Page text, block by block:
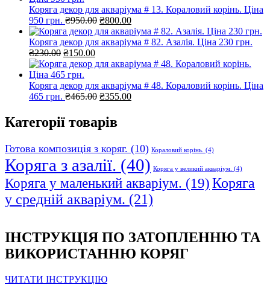
Коряга декор для акваріума # 13. Кораловий корінь. Ціна
950 грн. ₴950.00 Оригінальна
ціна:
₴950.00.
₴800.00Поточна
ціна:
₴800.00.
Коряга декор для акваріума # 82. Азалія. Ціна 230 грн.
₴230.00 Оригінальна
ціна:
₴230.00.
₴150.00Поточна
ціна:
Коряга декор для акваріума # 48. Кораловий корінь. Ціна
465 грн. ₴465.00 Оригінальна
₴465.00.
₴355.00Поточна
Категорії товарів
Готова композиція з коряг. (10) Кораловий корінь. (4)
Коряга з азалії. (40) Коряга у великий акваріум. (4)
Коряга у маленький акваріум. (19) Коряга
у средній акваріум. (21)
ІНСТРУКЦІЯ ПО ЗАТОПЛЕННЮ ТА
ВИКОРИСТАННЮ КОРЯГ
ЧИТАТИ ІНСТРУКЦІЮ